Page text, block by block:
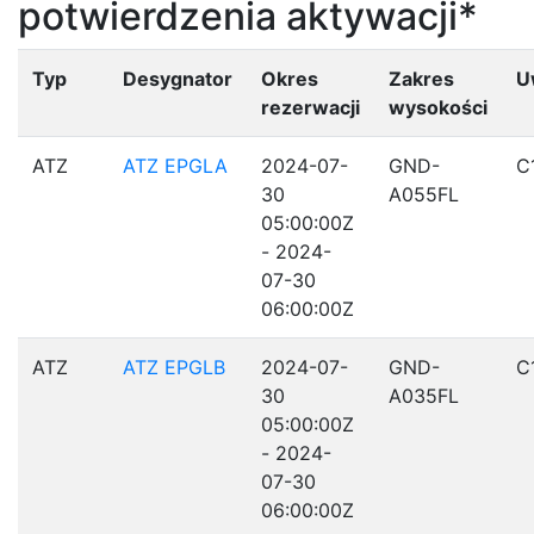
potwierdzenia aktywacji*
Typ Desygnator
Okres
rezerwacji
Zakres
wysokości
ATZ ATZ EPGLA
2024-07-
30
05:00:00Z
- 2024-
07-30
06:00:00Z
GND-
A055FL
ATZ ATZ EPGLB
2024-07-
30
05:00:00Z
- 2024-
07-30
06:00:00Z
GND-
A035FL